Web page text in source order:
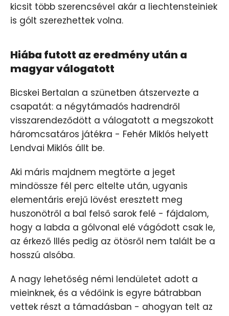
kicsit több szerencsével akár a liechtensteiniek
is gólt szerezhettek volna.
Hiába futott az eredmény után a
magyar válogatott
Bicskei Bertalan a szünetben átszervezte a
csapatát: a négytámadós hadrendről
visszarendeződött a válogatott a megszokott
háromcsatáros játékra - Fehér Miklós helyett
Lendvai Miklós állt be.
Aki máris majdnem megtörte a jeget
mindössze fél perc eltelte után, ugyanis
elementáris erejű lövést eresztett meg
huszonötről a bal felső sarok felé - fájdalom,
hogy a labda a gólvonal elé vágódott csak le,
az érkező Illés pedig az ötösről nem talált be a
hosszú alsóba.
A nagy lehetőség némi lendületet adott a
mieinknek, és a védőink is egyre bátrabban
vettek részt a támadásban - ahogyan telt az